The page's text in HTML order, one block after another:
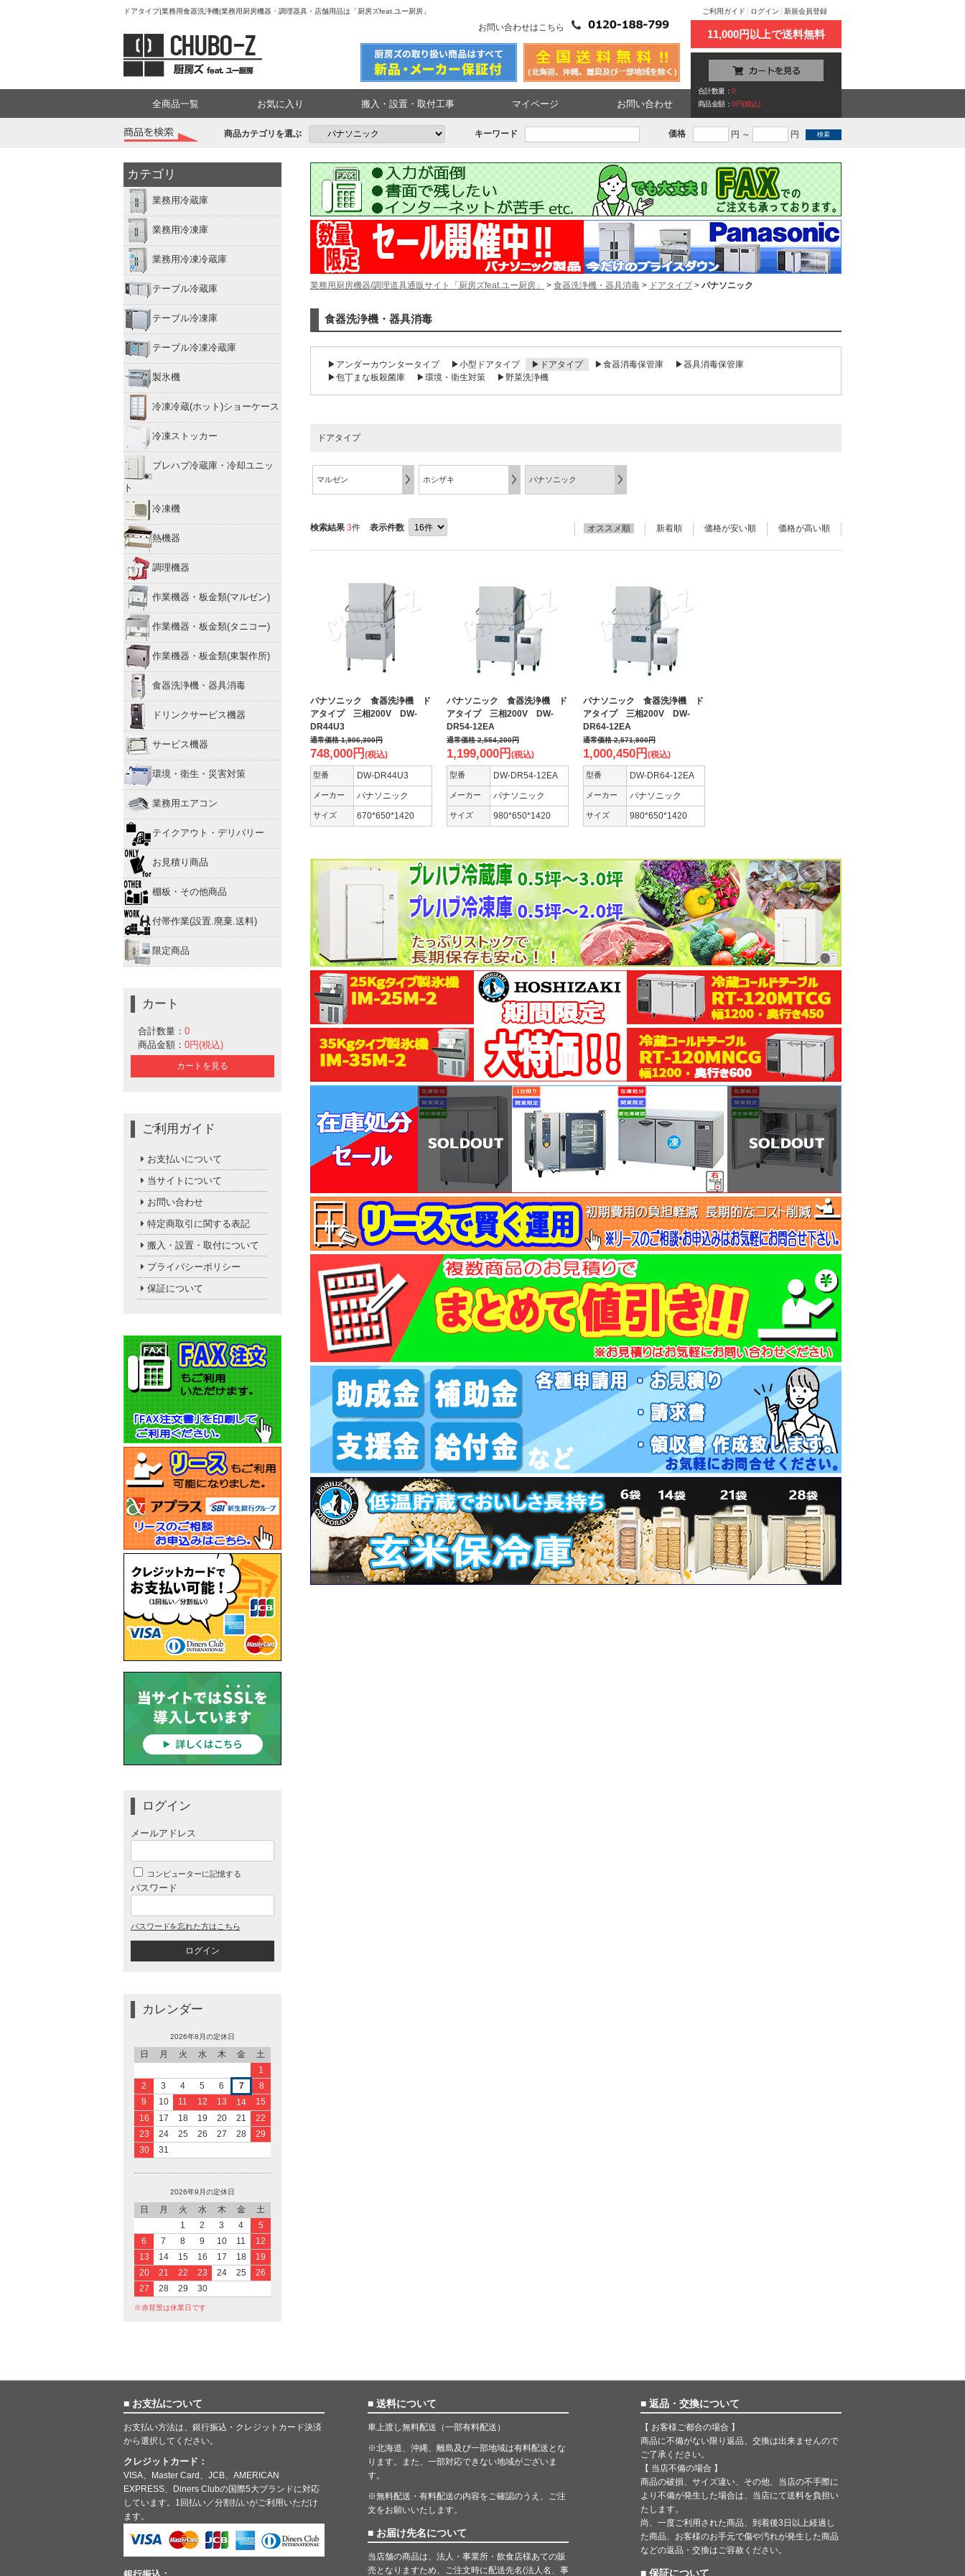
ドアタイプ|業務用食器洗浄機|業務用厨房機器・調理器具・店舗用品は「厨房ズfeat.ユー厨房」
お問い合わせはこちら
ご利用ガイド ログイン 新規会員登録
11,000円以上で送料無料
合計数量：0
商品金額：0円(税込)
全商品一覧 お気に入り 搬入・設置・取付工事 マイページ お問い合わせ
商品カテゴリを選ぶ キーワード 価格 円 ～ 円
カテゴリ
業務用冷蔵庫
業務用冷凍庫
業務用冷凍冷蔵庫
テーブル冷蔵庫
テーブル冷凍庫
テーブル冷凍冷蔵庫
製氷機
冷凍冷蔵(ホット)ショーケース
冷凍ストッカー
プレハブ冷蔵庫・冷却ユニッ
ト
冷凍機
熱機器
調理機器
作業機器・板金類(マルゼン)
作業機器・板金類(タニコー)
作業機器・板金類(東製作所)
食器洗浄機・器具消毒
ドリンクサービス機器
サービス機器
環境・衛生・災害対策
業務用エアコン
テイクアウト・デリバリー
お見積り商品
棚板・その他商品
付帯作業(設置.廃棄.送料)
限定商品
カート
合計数量： 0
商品金額： 0円(税込)
カートを見る
ご利用ガイド
お支払いについて
当サイトについて
お問い合わせ
特定商取引に関する表記
搬入・設置・取付について
プライバシーポリシー
保証について
ログイン
メールアドレス
コンピューターに記憶する
パスワード
パスワードを忘れた方はこちら
カレンダー
2026年8月の定休日
日 月 火 水 木 金
土
1
2
3 4 5 6 7
8
9
10 11 12 13 14
15
16
17 18 19 20 21
22
23
24 25 26 27 28
29
30
31
2026年9月の定休日
日 月 火 水 木 金
土
1
2 3 4
5
6
7 8 9 10 11
12
13
14 15 16 17 18
19
20
21 22 23 24 25
26
27
28 29 30
※赤背景は休業日です
業務用厨房機器/調理道具通販サイト「厨房ズfeat.ユー厨房」 > 食器洗浄機・器具消毒 > ドアタイプ> パナソニック
食器洗浄機・器具消毒
▶アンダーカウンタータイプ ▶小型ドアタイプ ▶ドアタイプ ▶食器消毒保管庫
▶器具消毒保管庫
▶包丁まな板殺菌庫
▶環境・衛生対策 ▶野菜洗浄機
ドアタイプ
マルゼン ホシザキ パナソニック
検索結果 3件 表示件数 オススメ順 新着順 価格が安い順 価格が高い順
パナソニック 食器洗浄機 ド
アタイプ 三相200V DW-
DR44U3
通常価格1,906,300円
748,000円 (税込)
型番 DW-DR44U3
メーカー パナソニック
サイズ 670*650*1420
パナソニック 食器洗浄機 ド
アタイプ 三相200V DW-
DR54-12EA
通常価格2,554,200円
1,199,000円 (税込)
型番 DW-DR54-12EA
メーカー パナソニック
サイズ 980*650*1420
パナソニック 食器洗浄機 ド
アタイプ 三相200V DW-
DR64-12EA
通常価格2,571,800円
1,000,450円 (税込)
型番 DW-DR64-12EA
メーカー パナソニック
サイズ 980*650*1420
■ お支払について
お支払い方法は、銀行振込・クレジットカード決済
から選択してください。
クレジットカード：
VISA、Master Card、JCB、AMERICAN
EXPRESS、Diners Clubの国際5大ブランドに対応
しています。1回払い／分割払いがご利用いただけ
ます。
■ 送料について
車上渡し無料配送（一部有料配送）
※北海道、沖縄、離島及び一部地域は有料配送とな
ります。また、一部対応できない地域がございま
す。
※無料配送・有料配送の内容をご確認のうえ、ご注
文をお願いいたします。
■ お届け先名について
当店舗の商品は、法人・事業所・飲食店様あての販
売となりますため、ご注文時に配送先名(法人名、事
■ 返品・交換について
【 お客様ご都合の場合 】
商品に不備がない限り返品、交換は出来ませんので
ご了承ください。
【 当店不備の場合 】
商品の破損、サイズ違い、その他、当店の不手際に
より不備が発生した場合は、当店にて送料を負担い
たします。
尚、一度ご利用された商品、到着後3日以上経過し
た商品、お客様のお手元で傷や汚れが発生した商品
などの返品・交換はご容赦ください。
■ 保証について